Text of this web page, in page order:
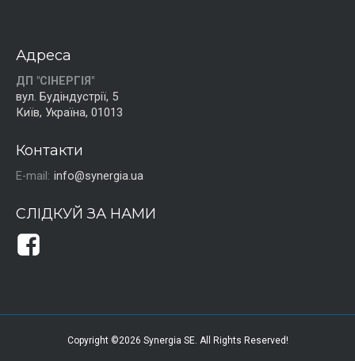
Адреса
ДП "СІНЕРГІЯ"
вул. Будіндустрії, 5
Київ, Україна, 01013
Контакти
E-mail: info@synergia.ua
СЛІДКУЙ ЗА НАМИ
Copyright ©2026 Synergia SE. All Rights Reserved!